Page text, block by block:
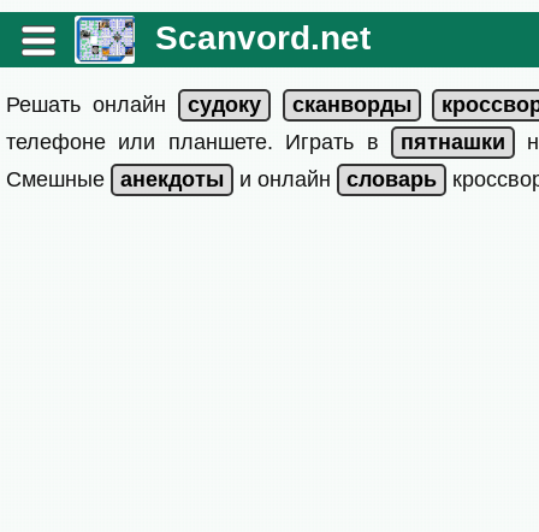
Scanvord.net
Решать онлайн
телефоне или планшете. Играть в
Смешные
и онлайн